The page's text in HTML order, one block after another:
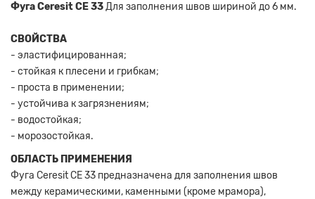
Фуга Ceresit CE 33Для заполнения швов шириной до 6 мм.
СВОЙСТВА
- эластифицированная;
- стойкая к плесени и грибкам;
- проста в применении;
- устойчива к загрязнениям;
- водостойкая;
- морозостойкая.
ОБЛАСТЬ ПРИМЕНЕНИЯ
Фуга Ceresit CE 33 предназначена для заполнения швов
между керамическими, каменными (кроме мрамора),